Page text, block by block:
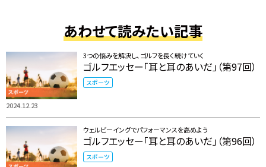
あわせて読みたい記事
2024.12.23
3つの悩みを解決し、ゴルフを長く続けていく
ゴルフエッセー「耳と耳のあいだ」（第97回）
スポーツ
ウェルビーイングでパフォーマンスを高めよう
ゴルフエッセー「耳と耳のあいだ」（第96回）
スポーツ